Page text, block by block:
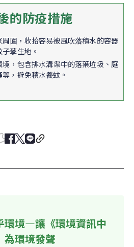
的防疫措施
圍，收拾容易被風吹落積水的容器
孳生地。
，包含排水溝渠中的落葉垃圾、庭
，避免積水養蚊。
環境—讓《環境資訊中
為環境發聲